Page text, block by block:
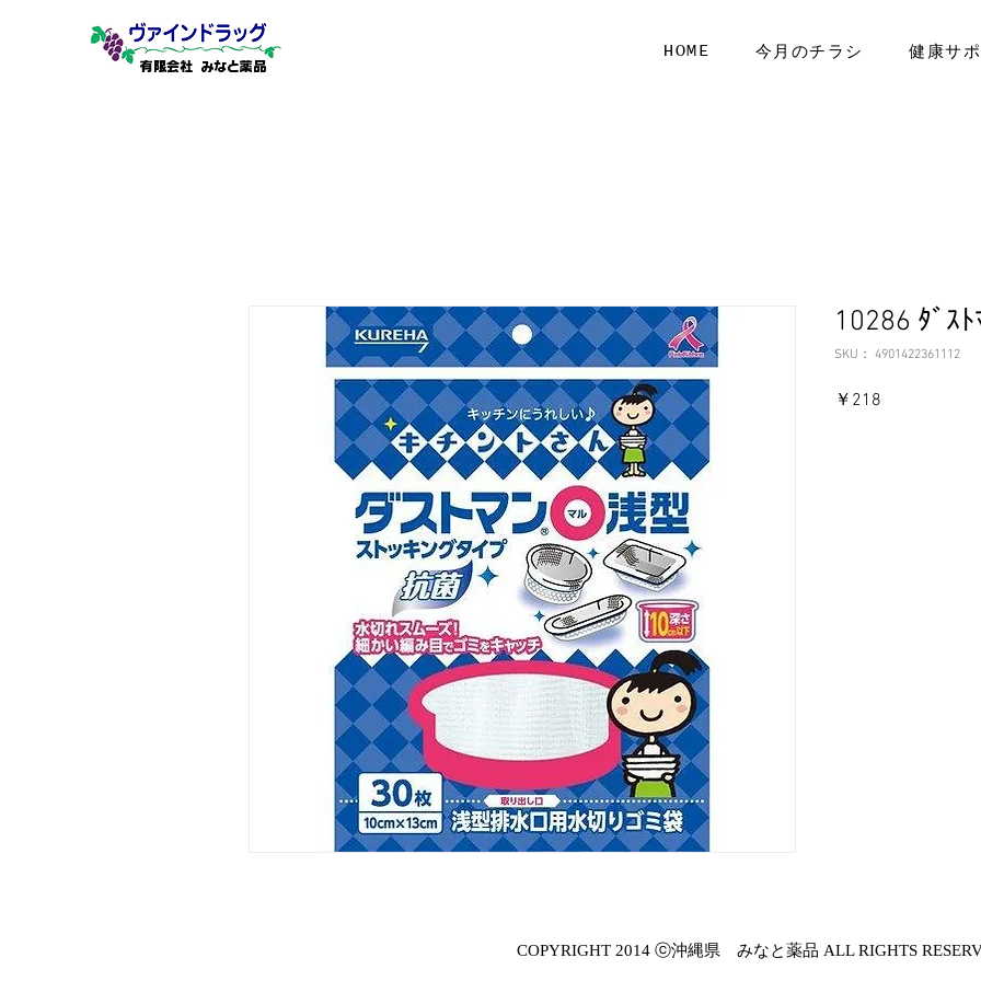
有限会社 みなと薬品
HOME 今月のチラシ 健康サ
10286 ﾀﾞｽ
SKU： 4901422361112
￥218
COPYRIGHT 2014 ⓒ沖縄県 みなと薬品 ALL RIGHTS